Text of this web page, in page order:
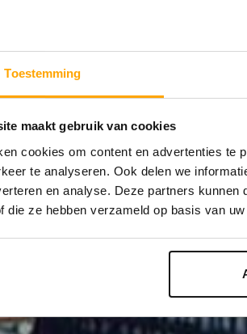
Toestemming
maakt gebruik van cookies
cookies om content en advertenties te
te analyseren. Ook delen we
en analyse. Deze partners
die ze hebben verzameld op basis van
en persoonlijk, voor particuliere
en van huurwoning
PLAATS